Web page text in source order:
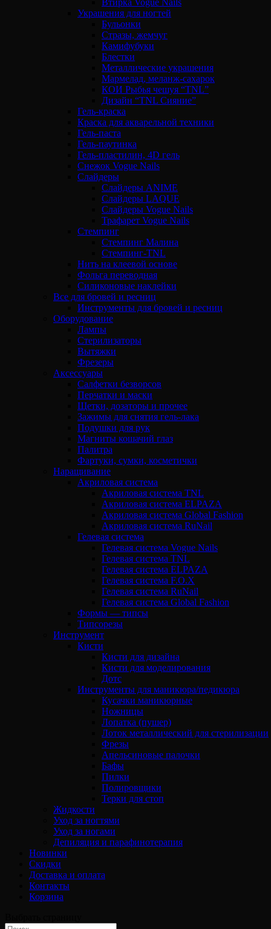
Втирка Vogue Nails
Украшения для ногтей
Бульонки
Стразы, жемчуг
Камифубуки
Блестки
Металлические украшения
Мармелад, меланж-сахарок
КОИ Рыбья чешуя “TNL”
Дизайн “TNL Сияние”
Гель-краска
Краска для акварельной техники
Гель-паста
Гель-паутинка
Гель-пластилин, 4D гель
Снежок Vogue Nails
Слайдеры
Слайдеры ANIME
Слайдеры LAQUE
Слайдеры Vogue Nails
Трафарет Vogue Nails
Стемпинг
Стемпинг Малина
Стемпинг-TNL
Нить на клеевой основе
Фольга переводная
Силиконовые наклейки
Все для бровей и ресниц
Инструменты для бровей и ресниц
Оборудование
Лампы
Стерилизаторы
Вытяжки
Фрезеры
Аксессуары
Салфетки безворсов
Перчатки и маски
Щетки, дозаторы и прочее
Зажимы для снятия гель-лака
Подушки для рук
Магниты кошачий глаз
Палитра
Фартуки, сумки, косметички
Наращивание
Акриловая система
Акриловая система TNL
Акриловая система ELPAZA
Акриловая система Global Fashion
Акриловая система RuNail
Гелевая система
Гелевая система Vogue Nails
Гелевая система TNL
Гелевая система ELPAZA
Гелевая система F.O.X
Гелевая система RuNail
Гелевая система Global Fashion
Формы — типсы
Типсорезы
Инструмент
Кисти
Кисти для дизайна
Кисти для моделирования
Дотс
Инструменты для маникюра/педикюра
Кусачки маникюрные
Ножницы
Лопатка (пушер)
Лоток металлический для стерилизации
Фрезы
Апельсиновые палочки
Бафы
Пилки
Полировщики
Терки для стоп
Жидкости
Уход за ногтями
Уход за ногами
Депиляция и парафинотерапия
Новинки
Скидки
Доставка и оплата
Контакты
Корзина